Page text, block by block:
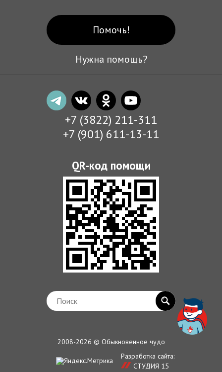
Помочь!
Нужна помощь?
+7 (3822) 211-311
+7 (901) 611-13-11
2008-2026 © Обыкновенное чудо
Разработка сайта:
СТУДИЯ 15